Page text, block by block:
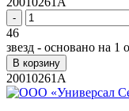
-
46
звезд - основано на 1
В корзину
20010261A